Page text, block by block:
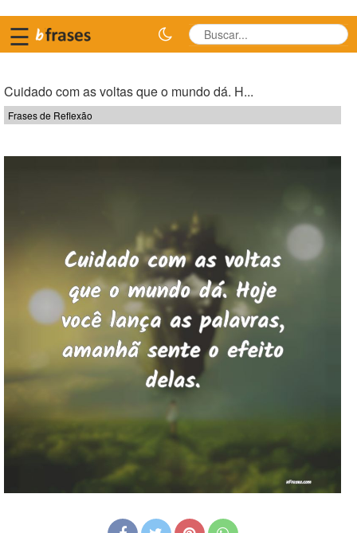
☰
Cuidado com as voltas que o mundo dá. H...
Frases de Reflexão